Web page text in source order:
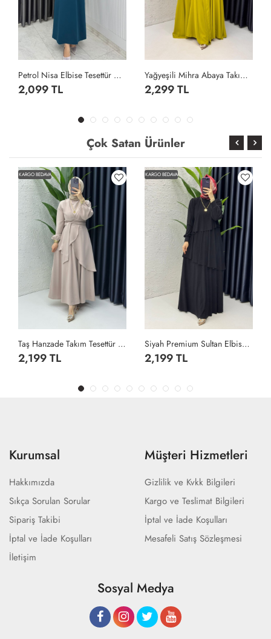
Petrol Nisa Elbise Tesettür Giyim Petrol Yeşili
2,099 TL
Yağyeşili Mihra Abaya Takım Tesettür Giyim Yağ Yeşili
2,299 TL
Çok Satan Ürünler
KARGO BEDAVA
Taş Hanzade Takım Tesettür Giyim Taş Rengi
2,199 TL
KARGO BEDAVA
Siyah Premium Sultan Elbise Tesettür Giyim Siyah
2,199 TL
Kurumsal
Hakkımızda
Sıkça Sorulan Sorular
Sipariş Takibi
İptal ve İade Koşulları
İletişim
Müşteri Hizmetleri
Gizlilik ve Kvkk Bilgileri
Kargo ve Teslimat Bilgileri
İptal ve İade Koşulları
Mesafeli Satış Sözleşmesi
Sosyal Medya